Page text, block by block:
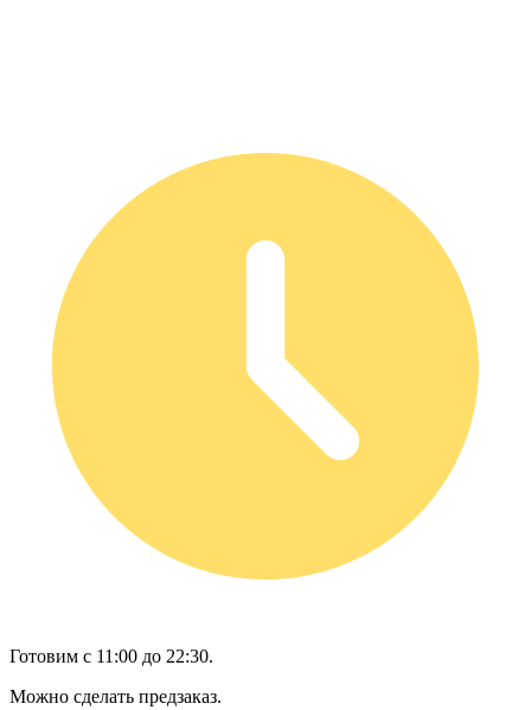
Готовим с 11:00 до 22:30.
Можно сделать предзаказ.